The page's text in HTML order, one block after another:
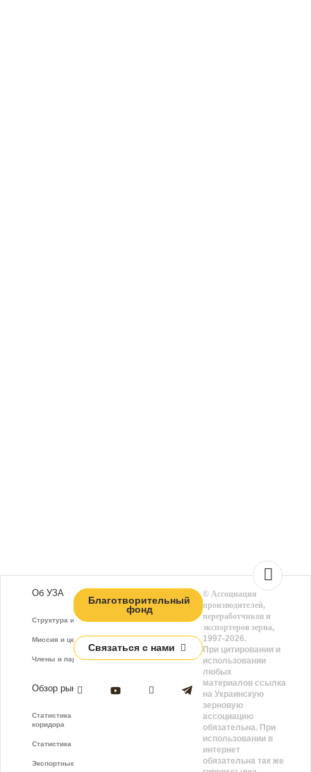
Об УЗА
Структура и функции
Миссия и цели
Члены и партнёры
Обзор рынка
Статистика зернового
коридора
Статистика фрахта
Экспортные показатели
Благотворительный
фонд
Связаться с нами
© Ассоциация
производителей,
переработчиков и
экспортеров зерна,
1997-2026.
При цитировании и
использовании
любых
материалов ссылка
на Украинскую
зерновую
ассоциацию
обязательна. При
использовании в
интернет
обязательна так же